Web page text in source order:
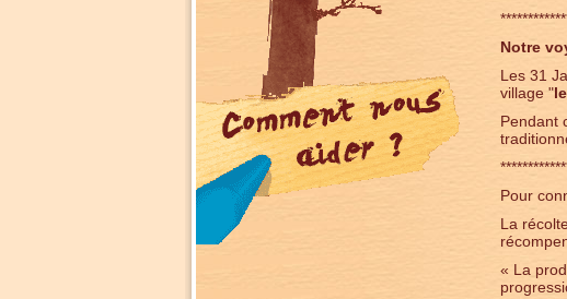
Notre
Les 31
village "
Pendant
Pour
La
« La